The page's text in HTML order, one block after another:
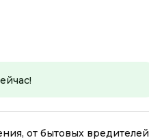
от бытовых вредителей